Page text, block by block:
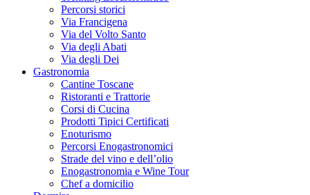
Percorsi storici
Via Francigena
Via del Volto Santo
Via degli Abati
Via degli Dei
Gastronomia
Cantine Toscane
Ristoranti e Trattorie
Corsi di Cucina
Prodotti Tipici Certificati
Enoturismo
Percorsi Enogastronomici
Strade del vino e dell’olio
Enogastronomia e Wine Tour
Chef a domicilio